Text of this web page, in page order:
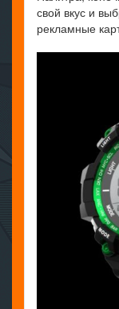
свой вкус и
рекламные